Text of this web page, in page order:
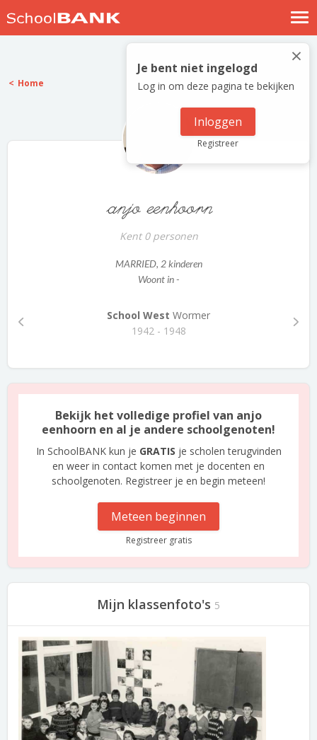
Nostalgische verhalen
Log in
Meld je gratis aan
×
Je bent niet ingelogd
Log in om deze pagina te bekijken
Inloggen
Registreer
Home
anjo eenhoorn
Kent 0 personen
MARRIED, 2 kinderen
Woont in -
School West Wormer
1942 - 1948
Bekijk het volledige profiel van anjo
eenhoorn en al je andere schoolgenoten!
In SchoolBANK kun je GRATIS je scholen terugvinden
en weer in contact komen met je docenten en
schoolgenoten. Registreer je en begin meteen!
Meteen beginnen
Registreer gratis
Mijn klassenfoto's 5